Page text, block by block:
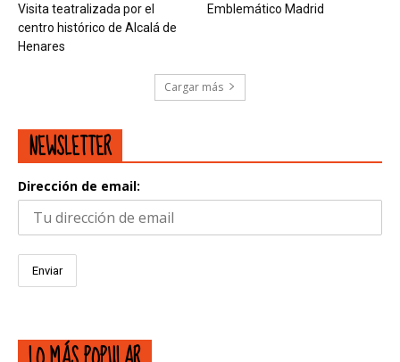
Visita teatralizada por el
centro histórico de Alcalá de
Henares
Emblemático Madrid
Cargar más
NEWSLETTER
Dirección de email: